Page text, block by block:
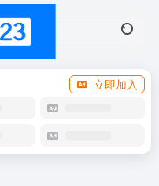
立即加入